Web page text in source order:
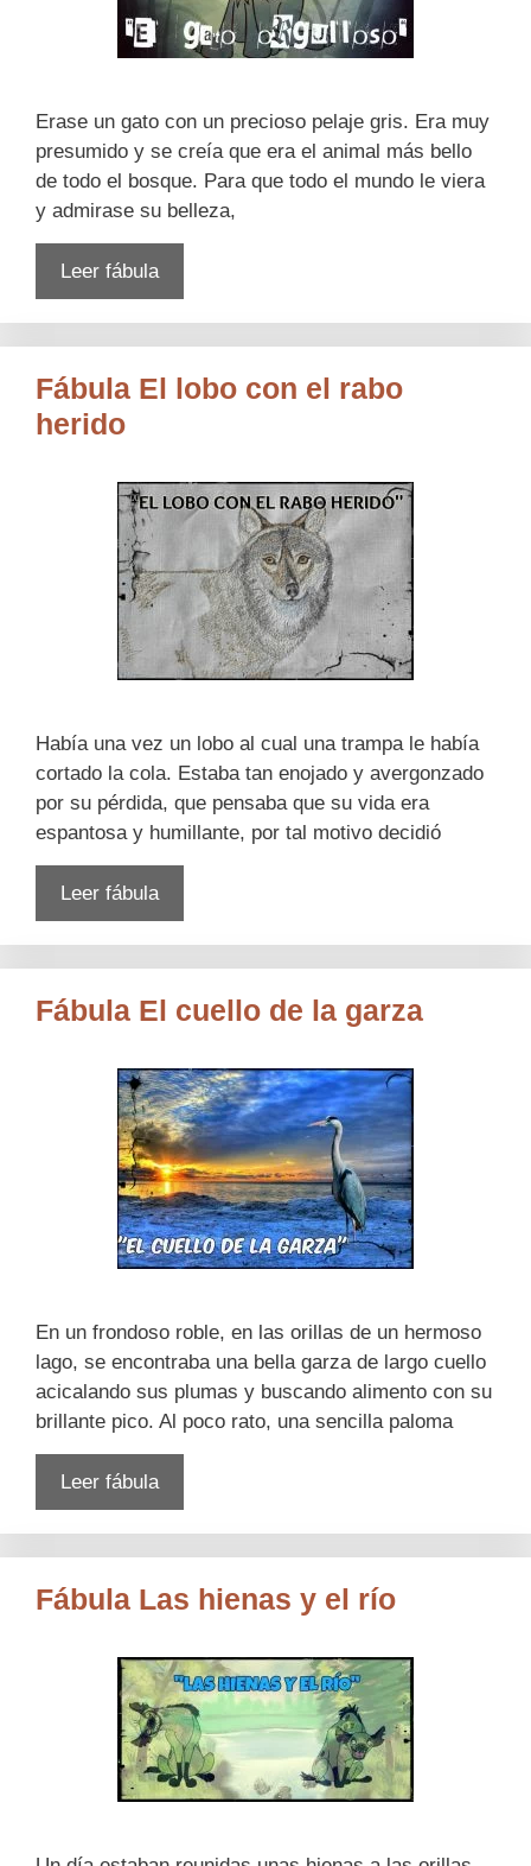
Erase un gato con un precioso pelaje gris. Era muy
presumido y se creía que era el animal más bello
de todo el bosque. Para que todo el mundo le viera
y admirase su belleza,
Leer fábula
Fábula El lobo con el rabo
herido
Había una vez un lobo al cual una trampa le había
cortado la cola. Estaba tan enojado y avergonzado
por su pérdida, que pensaba que su vida era
espantosa y humillante, por tal motivo decidió
Leer fábula
Fábula El cuello de la garza
En un frondoso roble, en las orillas de un hermoso
lago, se encontraba una bella garza de largo cuello
acicalando sus plumas y buscando alimento con su
brillante pico. Al poco rato, una sencilla paloma
Leer fábula
Fábula Las hienas y el río